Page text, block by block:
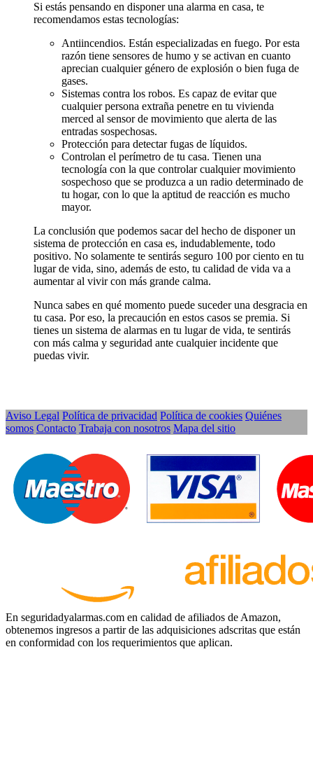
Si estás pensando en disponer una alarma en casa, te
recomendamos estas tecnologías:
Antiincendios. Están especializadas en fuego. Por esta
razón tiene sensores de humo y se activan en cuanto
aprecian cualquier género de explosión o bien fuga de
gases.
Sistemas contra los robos. Es capaz de evitar que
cualquier persona extraña penetre en tu vivienda
merced al sensor de movimiento que alerta de las
entradas sospechosas.
Protección para detectar fugas de líquidos.
Controlan el perímetro de tu casa. Tienen una
tecnología con la que controlar cualquier movimiento
sospechoso que se produzca a un radio determinado de
tu hogar, con lo que la aptitud de reacción es mucho
mayor.
La conclusión que podemos sacar del hecho de disponer un
sistema de protección en casa es, indudablemente, todo
positivo. No solamente te sentirás seguro 100 por ciento en tu
lugar de vida, sino, además de esto, tu calidad de vida va a
aumentar al vivir con más grande calma.
Nunca sabes en qué momento puede suceder una desgracia en
tu casa. Por eso, la precaución en estos casos se premia. Si
tienes un sistema de alarmas en tu lugar de vida, te sentirás
con más calma y seguridad ante cualquier incidente que
puedas vivir.
Aviso Legal Política de privacidad Política de cookies Quiénes
somos Contacto Trabaja con nosotros Mapa del sitio
En seguridadyalarmas.com en calidad de afiliados de Amazon,
obtenemos ingresos a partir de las adquisiciones adscritas que están
en conformidad con los requerimientos que aplican.